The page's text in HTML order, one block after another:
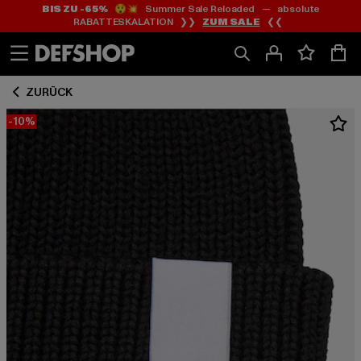
Zum
Inhalt
springen
Zum
Fußzeile
springen
BIS ZU -65%😲💥 Summer Sale Reloaded — absolute
RABATTESKALATION ❯❯ ZUM SALE ❮❮
ZURÜCK
-10%